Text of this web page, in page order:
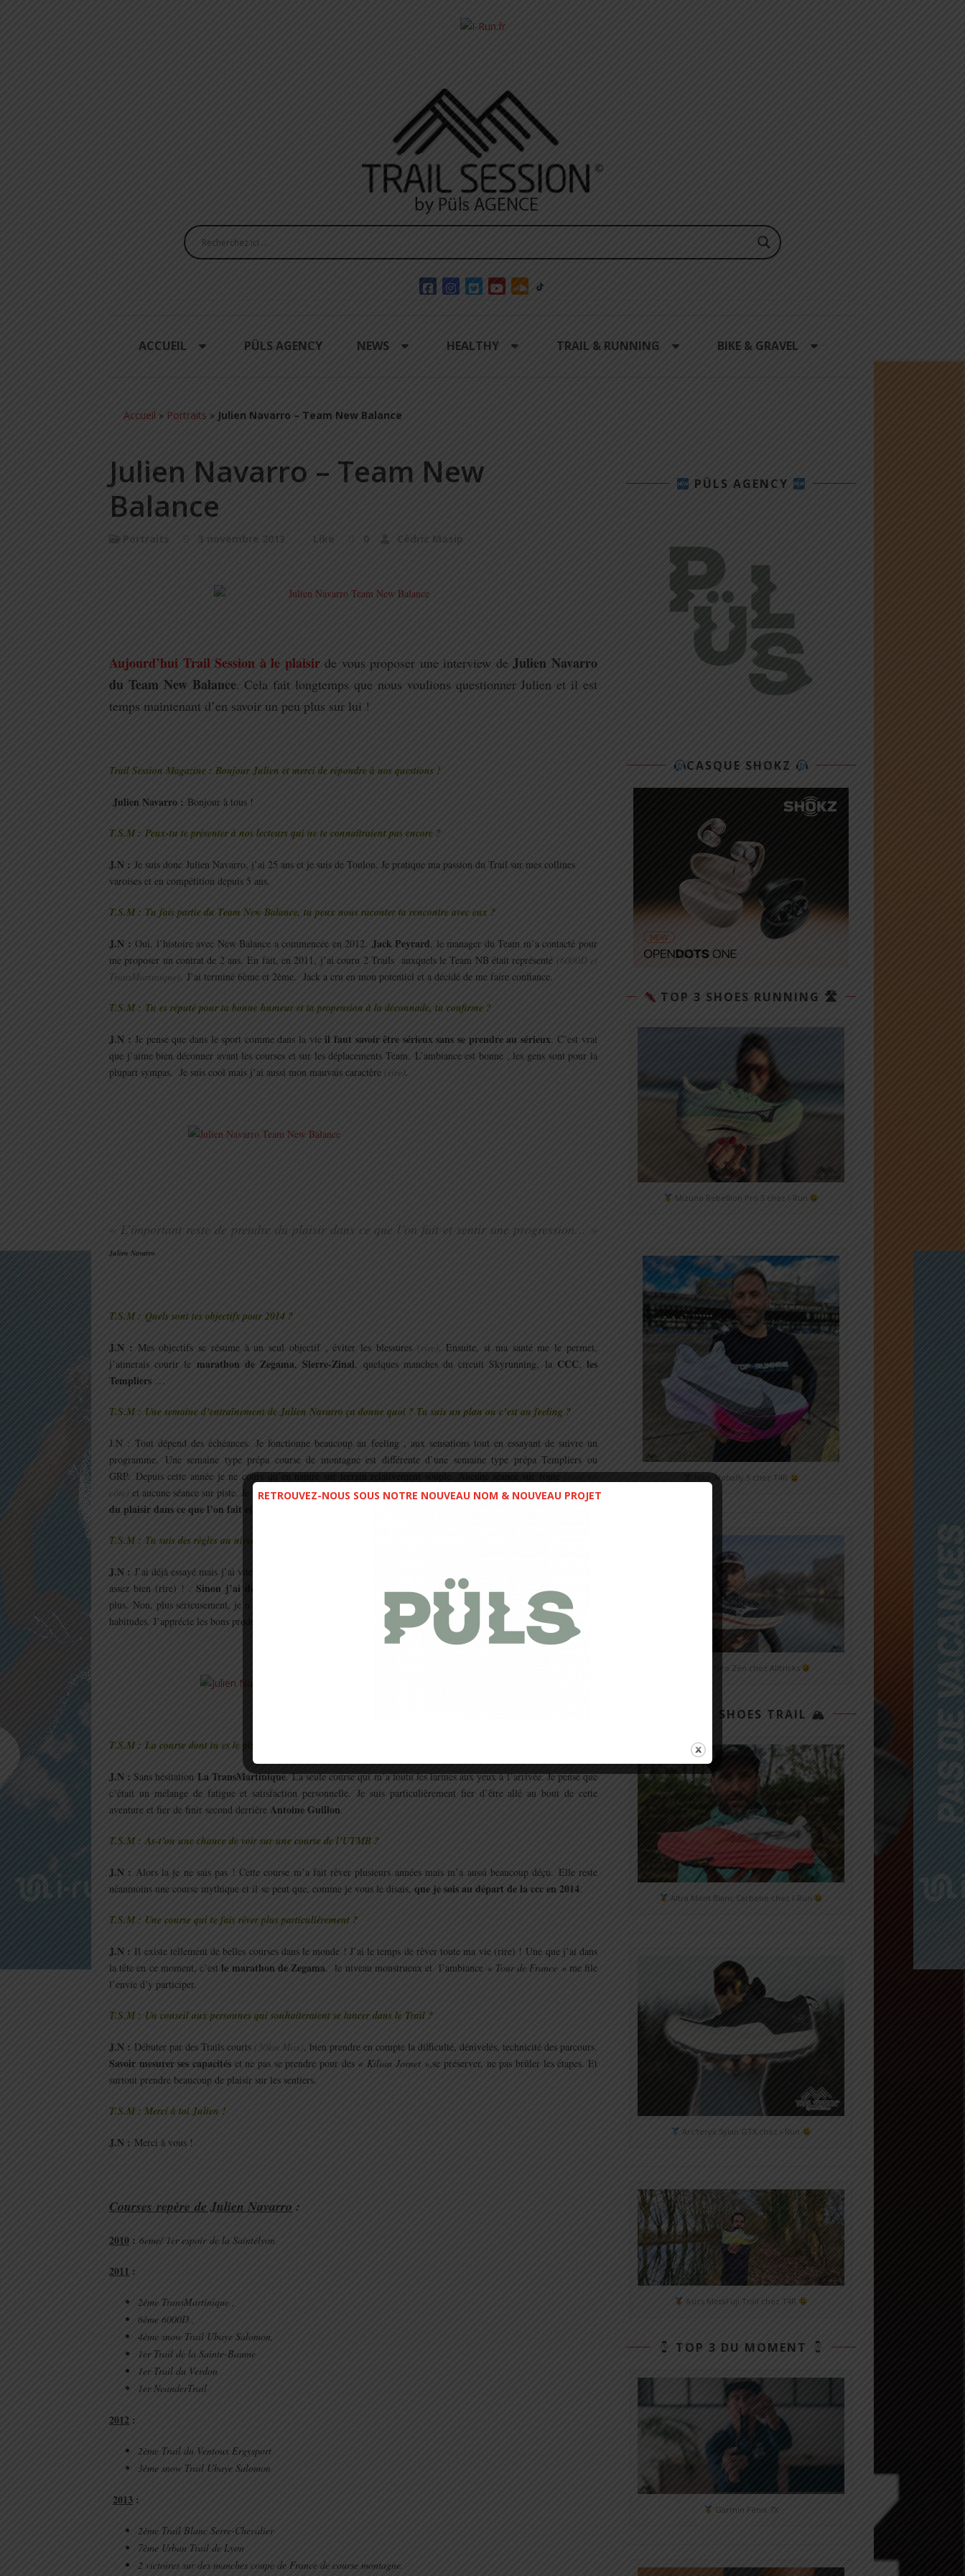
ACCUEIL PÜLS AGENCY NEWS HEALTHY TRAIL & RUNNING BIKE & GRAVEL
Accueil » Portraits » Julien Navarro – Team New Balance
Julien Navarro – Team New
Balance
Portraits 3 novembre 2013 Like 0 Cédric Masip
Aujourd’hui Trail Session à le plaisirde vous proposer une interview deJulien Navarro
du Team New Balance. Cela fait longtemps que nous voulions questionner Julien et il est
temps maintenant d’en savoir un peu plus sur lui !
Trail Session Magazine : Bonjour Julien et merci de répondre à nos questions !
Julien Navarro : Bonjour à tous !
T.S.M : Peux-tu te présenter à nos lecteurs qui ne te connaîtraient pas encore ?
J.N : Je suis donc Julien Navarro, j’ai 25 ans et je suis de Toulon. Je pratique ma passion du Trail sur mes collines
varoises et en compétition depuis 5 ans.
T.S.M : Tu fais partie du Team New Balance, tu peux nous raconter ta rencontre avec eux ?
J.N : Oui, l’histoire avec New Balance a commencée en 2012. Jack Peyrard, le manager du Team m’a contacté pour
me proposer un contrat de 2 ans. En fait, en 2011, j’ai couru 2 Trails auxquels le Team NB était représenté (6000D et
TransMartinique). J’ai terminé 6ème et 2ème. Jack a cru en mon potentiel et a décidé de me faire confiance.
T.S.M : Tu es réputé pour ta bonne humeur et ta propension à la déconnade, tu confirme ?
J.N : Je pense que dans le sport comme dans la vieil faut savoir être sérieux sans se prendre au sérieux. C’est vrai
que j’aime bien déconner avant les courses et sur les déplacements Team. L’ambiance est bonne , les gens sont pour la
plupart sympas. Je suis cool mais j’ai aussi mon mauvais caractère (rire).
« L’important reste de prendre du plaisir dans ce que l’on fait et sentir une progression… »
Julien Navarro
T.S.M : Quels sont tes objectifs pour 2014 ?
J.N : Mes objectifs se résume à un seul objectif , éviter les blessures (rire). Ensuite, si ma santé me le permet,
j’aimerais courir le marathon de Zegama,Sierre-Zinal, quelques manches du circuit Skyrunning, la CCC, les
Templiers …
T.S.M : Une semaine d’entraînement de Julien Navarro ça donne quoi ? Tu suis un plan ou c’est au feeling ?
J.N : Tout dépend des échéances. Je fonctionne beaucoup au feeling , aux sensations tout en essayant de suivre un
programme. Une semaine type prépa course de montagne est différente d’une semaine type prépa Templiers ou
GRP. Depuis cette année je ne cours qu’en nature sur terrain relativement souple. Aucune séance sur route(sauf en
côte) et aucune séance sur piste. Je croise souvent mes entraînements Trail avec du vélo.L’important reste de prendre
du plaisir dans ce que l’on fait et sentir une progression
T.S.M : Tu suis des règles au niveau hygiène alimentaire ?
J.N : J’ai déjà essayé mais j’ai vite laissé tomber. Actuellement je suis un régime
assez bien (rire) ! .Sinon j’ai déjà testé le Mc Do en protocole alimentaire d’avant course
, c’est pas mal non
plus. Non, plus sérieusement, je n’ai pas vraiment de règles d’hygiène alimentaire. C’est plus des bonnes et mauvaises
habitudes. J’apprécie les bons produits, mais je ne suis pas difficile, je mange un peu de tout.
T.S.M : La course dont tu es le plus fier ?
J.N : Sans hésitation La TransMartinique. La seule course qui m’a foutu les larmes aux yeux à l’arrivée. Je pense que
c’était un mélange de fatigue et satisfaction personnelle. Je suis particulièrement fier d’être allé au bout de cette
aventure et fier de finir second derrière Antoine Guillon.
T.S.M : As-t’on une chance de voir sur une course de l’UTMB ?
J.N : Alors la je ne sais pas ! Cette course m’a fait rêver plusieurs années mais m’a aussi beaucoup déçu. Elle reste
néanmoins une course mythique et il se peut que, comme je vous le disais, que je sois au départ de la ccc en 2014.
T.S.M : Une course qui te fais rêver plus particulièrement ?
J.N : Il existe tellement de belles courses dans le monde ! J’ai le temps de rêver toute ma vie (rire) ! Une que j’ai dans
la tête en ce moment, c’estle marathon de Zegama. le niveau monstrueux et l’ambiance « Tour de France »me file
l’envie d’y participer.
T.S.M : Un conseil aux personnes qui souhaiteraient se lancer dans le Trail ?
J.N : Débuter par des Trails courts (30km Max), bien prendre en compte la difficulté, dénivelés, technicité des parcours.
Savoir mesurer ses capacités et ne pas se prendre pour des « Kilian Jornet »,se préserver, ne pas brûler les étapes. Et
surtout prendre beaucoup de plaisir sur les sentiers.
T.S.M : Merci à toi Julien !
J.N : Merci à vous !
Courses repère de Julien Navarro :
2010 : 6eme/ 1er espoir de la Saintélyon
2011 :
2ème TransMartinique ,
6ème 6000D ,
4ème snow Trail Ubaye Salomon,
1er Trail de la Sainte-Baume
1er Trail du Verdon
1er NeanderTrail
2012 :
2ème Trail du Ventoux Ergysport
3ème snow Trail Ubaye Salomon
2013 :
2ème Trail Blanc Serre-Chevalier
7ème Urban Trail de Lyon
2 victoires sur des manches coupe de France de course montagne.
PÜLS AGENCY
CASQUE SHOKZ
TOP 3 SHOES RUNNING 🛣
Mizuno Rebellion Pro 3 chez i-Run
Nike Alphafly 3 chez T4R
Mizuno Neo Zen chez Alltricks
TOP 3 SHOES TRAIL 🏔
Altra Mont Blanc Carbone chez i-Run
Arc'teryx Sylan GTX chez i-Run
Asics MetaFuji Trail chez T4R
TOP 3 DU MOMENT
Garmin Fénix 7X
RETROUVEZ-NOUS SOUS NOTRE NOUVEAU NOM & NOUVEAU PROJET